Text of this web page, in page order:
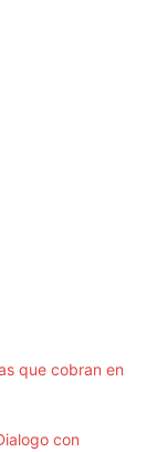
que cobran en
con